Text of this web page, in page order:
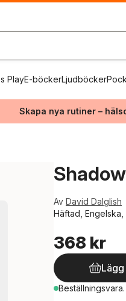
PlayE-böckerLjudböcker
Skapa nya rutiner –
Av David Dalglish
Häftad, Engelska,
368 kr
Beställningsvara.